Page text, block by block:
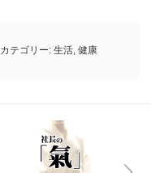
カテゴリー: 生活, 健康